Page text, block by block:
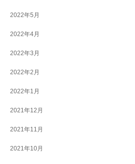
2022年5月
2022年4月
2022年3月
2022年2月
2022年1月
2021年12月
2021年11月
2021年10月